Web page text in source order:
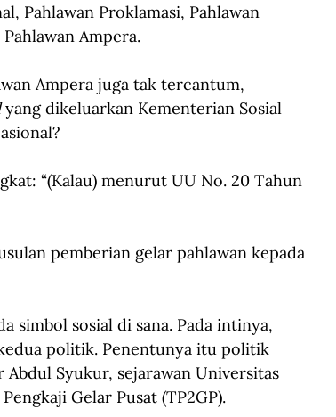
Pahlawan Proklamasi, Pahlawan
Ampera.
Ampera juga tak tercantum,
yang dikeluarkan Kementerian Sosial
“(Kalau) menurut UU No. 20 Tahun
pemberian gelar pahlawan kepada
simbol sosial di sana. Pada intinya,
politik. Penentunya itu politik
Syukur, sejarawan Universitas
Gelar Pusat (TP2GP).